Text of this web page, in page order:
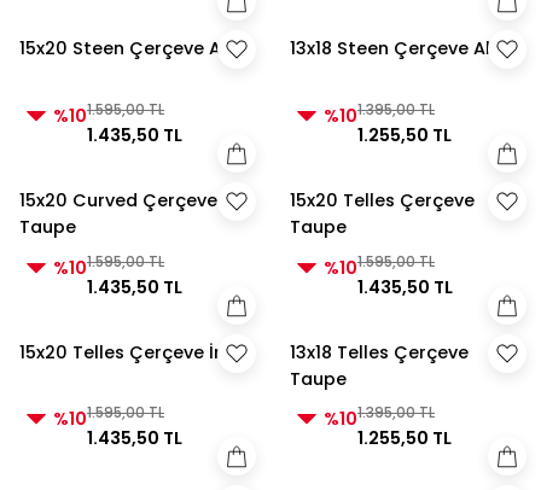
15x20 Steen Çerçeve Altın
%101.595,00 TL
1.435,50 TL
13x18 Steen Çerçeve Altın
%101.395,00 TL
1.255,50 TL
15x20 Curved Çerçeve
Taupe
%101.595,00 TL
1.435,50 TL
15x20 Telles Çerçeve
Taupe
%101.595,00 TL
1.435,50 TL
15x20 Telles Çerçeve İnci
%101.595,00 TL
1.435,50 TL
13x18 Telles Çerçeve
Taupe
%101.395,00 TL
1.255,50 TL